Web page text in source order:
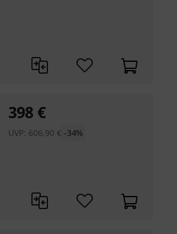
398 €
UVP: 606,90 € -34%